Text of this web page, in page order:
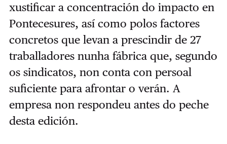
xustificar a concentración do impacto en
Pontecesures, así como polos factores
concretos que levan a prescindir de 27
traballadores nunha fábrica que, segundo
os sindicatos, non conta con persoal
suficiente para afrontar o verán. A
empresa non respondeu antes do peche
desta edición.